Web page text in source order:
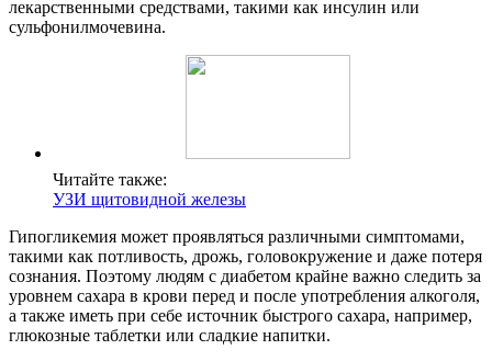
лекарственными средствами, такими как инсулин или
сульфонилмочевина.
Читайте также:
УЗИ щитовидной железы
Гипогликемия может проявляться различными симптомами,
такими как потливость, дрожь, головокружение и даже потеря
сознания. Поэтому людям с диабетом крайне важно следить за
уровнем сахара в крови перед и после употребления алкоголя,
а также иметь при себе источник быстрого сахара, например,
глюкозные таблетки или сладкие напитки.